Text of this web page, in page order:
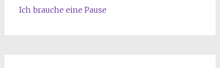
Ich brauche eine Pause